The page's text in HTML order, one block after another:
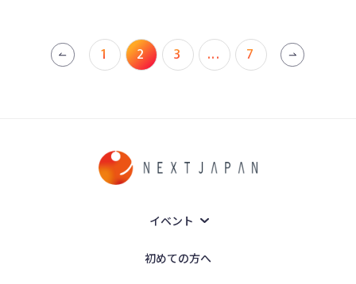
1 2 3 ... 7
イベント
初めての方へ